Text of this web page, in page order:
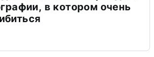
в котором очень